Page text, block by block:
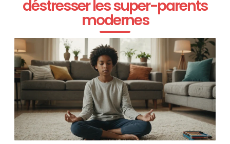
déstresser les super-parents
modernes